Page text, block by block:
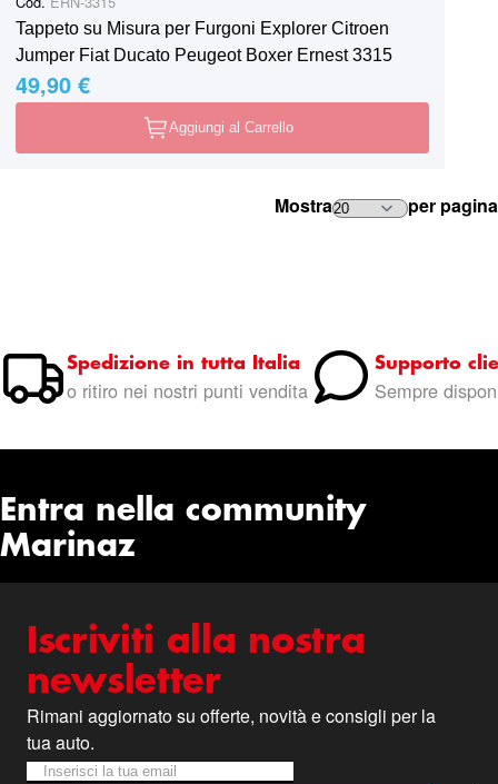
Tappeto su Misura per Furgoni Explorer Citroen
Jumper Fiat Ducato Peugeot Boxer Ernest 3315
49,90 €
Aggiungi al Carrello
Mostra per pagina
Spedizione in tutta Italia
o ritiro nei nostri punti vendita
Supporto
Sempre
Entra nella community
Marinaz
Iscriviti alla nostra
newsletter
Rimani aggiornato su offerte, novità e consigli per la
tua auto.
Newsletter
Iscriviti alla nostra Newsletter: